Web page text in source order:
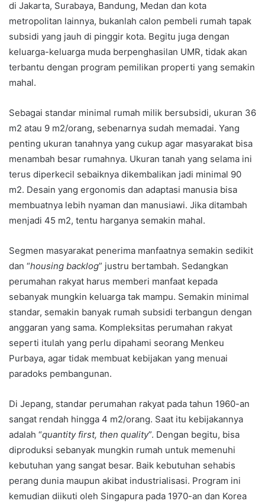
di Jakarta, Surabaya, Bandung, Medan dan kota
metropolitan lainnya, bukanlah calon pembeli rumah tapak
subsidi yang jauh di pinggir kota. Begitu juga dengan
keluarga-keluarga muda berpenghasilan UMR, tidak akan
terbantu dengan program pemilikan properti yang semakin
mahal.
Sebagai standar minimal rumah milik bersubsidi, ukuran 36
m2 atau 9 m2/orang, sebenarnya sudah memadai. Yang
penting ukuran tanahnya yang cukup agar masyarakat bisa
menambah besar rumahnya. Ukuran tanah yang selama ini
terus diperkecil sebaiknya dikembalikan jadi minimal 90
m2. Desain yang ergonomis dan adaptasi manusia bisa
membuatnya lebih nyaman dan manusiawi. Jika ditambah
menjadi 45 m2, tentu harganya semakin mahal.
Segmen masyarakat penerima manfaatnya semakin sedikit
dan “housing backlog” justru bertambah. Sedangkan
perumahan rakyat harus memberi manfaat kepada
sebanyak mungkin keluarga tak mampu. Semakin minimal
standar, semakin banyak rumah subsidi terbangun dengan
anggaran yang sama. Kompleksitas perumahan rakyat
seperti itulah yang perlu dipahami seorang Menkeu
Purbaya, agar tidak membuat kebijakan yang menuai
paradoks pembangunan.
Di Jepang, standar perumahan rakyat pada tahun 1960-an
sangat rendah hingga 4 m2/orang. Saat itu kebijakannya
adalah “quantity first, then quality”. Dengan begitu, bisa
diproduksi sebanyak mungkin rumah untuk memenuhi
kebutuhan yang sangat besar. Baik kebutuhan sehabis
perang dunia maupun akibat industrialisasi. Program ini
kemudian diikuti oleh Singapura pada 1970-an dan Korea